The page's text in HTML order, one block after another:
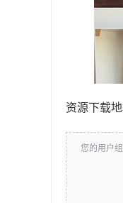
资源下载地
您的用户组